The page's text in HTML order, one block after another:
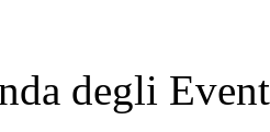
degli